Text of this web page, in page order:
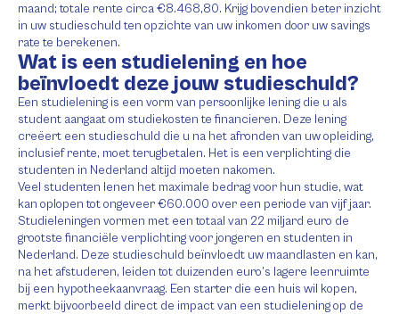
maand; totale rente circa €8.468,80. Krijg bovendien beter inzicht
in uw studieschuld ten opzichte van uw inkomen door uw savings
rate te berekenen.
Wat is een studielening en hoe
beïnvloedt deze jouw studieschuld?
Een studielening is een vorm van persoonlijke lening die u als
student aangaat om studiekosten te financieren. Deze lening
creëert een studieschuld die u na het afronden van uw opleiding,
inclusief rente, moet terugbetalen. Het is een verplichting die
studenten in Nederland altijd moeten nakomen.
Veel studenten lenen het maximale bedrag voor hun studie, wat
kan oplopen tot ongeveer €60.000 over een periode van vijf jaar.
Studieleningen vormen met een totaal van 22 miljard euro de
grootste financiële verplichting voor jongeren en studenten in
Nederland. Deze studieschuld beïnvloedt uw maandlasten en kan,
na het afstuderen, leiden tot duizenden euro’s lagere leenruimte
bij een hypotheekaanvraag. Een starter die een huis wil kopen,
merkt bijvoorbeeld direct de impact van een studielening op de